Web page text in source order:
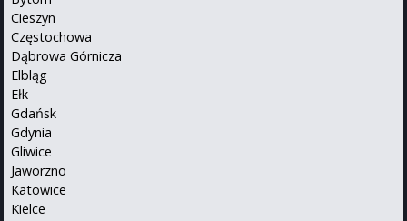
Cieszyn
Częstochowa
Dąbrowa Górnicza
Elbląg
Ełk
Gdańsk
Gdynia
Gliwice
Jaworzno
Katowice
Kielce